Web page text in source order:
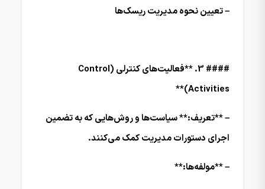
– تعیین نحوه مدیریت ریسک‌ها
#### 3. **فعالیت‌های کنترلی (Control
Activities)**
– **تعریف:** سیاست‌ها و روش‌هایی که به تضمین
اجرای دستورات مدیریت کمک می‌کنند.
– **مولفه‌ها:**